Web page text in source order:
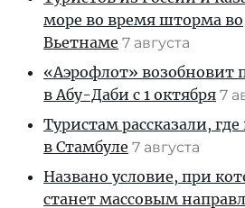
море во время шторма во
Вьетнаме 7 августа
«Аэрофлот» возобновит
в Абу-Даби с 1 октября 7
Туристам рассказали,
в Стамбуле 7 августа
Названо условие, при
станет массовым